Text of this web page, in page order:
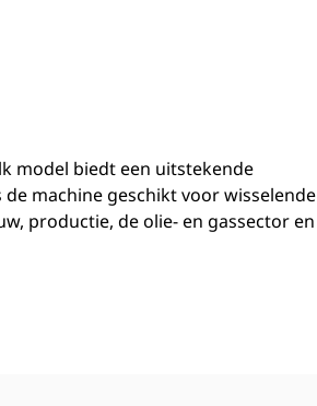
model biedt een uitstekende
machine geschikt voor wisselende
productie, de olie- en gassector en